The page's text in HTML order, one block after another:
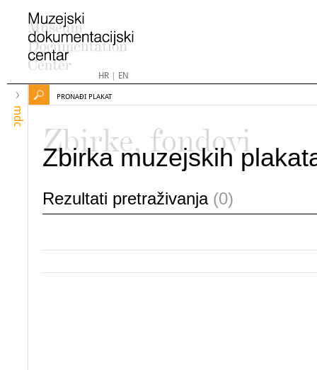
HR| EN
mdc
PRONAĐI PLAKAT
Zbirke, fondovi
Zbirka muzejskih
Rezultati pretraživanja (0)